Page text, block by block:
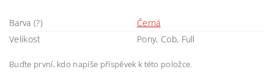
Barva (?)
Černá
Velikost
Pony, Cob, Full
Buďte první, kdo napíše příspěvek k této položce.